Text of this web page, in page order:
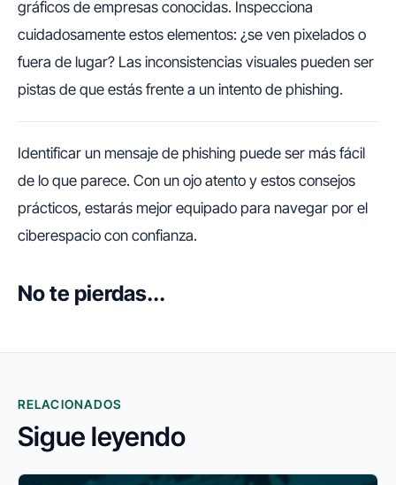
gráficos de empresas conocidas. Inspecciona
cuidadosamente estos elementos: ¿se ven pixelados o
fuera de lugar? Las inconsistencias visuales pueden ser
pistas de que estás frente a un intento de phishing.
Identificar un mensaje de phishing puede ser más fácil
de lo que parece. Con un ojo atento y estos consejos
prácticos, estarás mejor equipado para navegar por el
ciberespacio con confianza.
No te pierdas...
RELACIONADOS
Sigue leyendo